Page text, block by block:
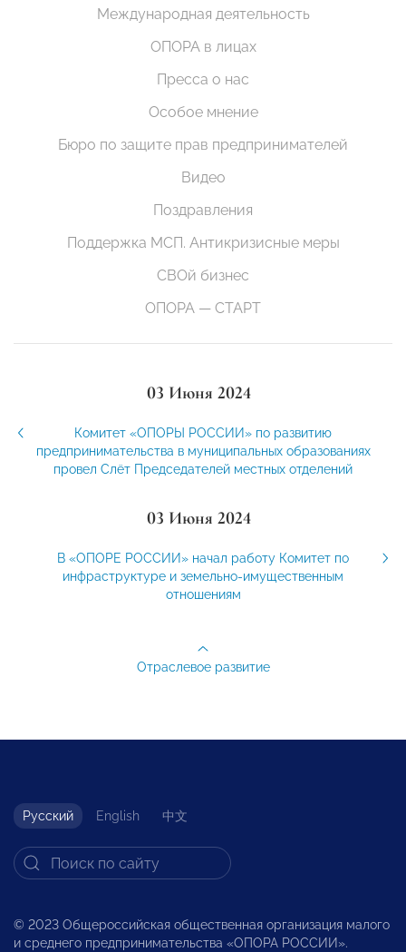
Международная деятельность
ОПОРА в лицах
Пресса о нас
Особое мнение
Бюро по защите прав предпринимателей
Видео
Поздравления
Поддержка МСП. Антикризисные меры
СВОй бизнес
ОПОРА — СТАРТ
03 Июня 2024
Комитет «ОПОРЫ РОССИИ» по развитию
предпринимательства в муниципальных образованиях
провел Слёт Председателей местных отделений
03 Июня 2024
В «ОПОРЕ РОССИИ» начал работу Комитет по
инфраструктуре и земельно-имущественным
отношениям
Отраслевое развитие
Русский English 中文
© 2023 Общероссийская общественная организация малого
и среднего предпринимательства «ОПОРА РОССИИ».